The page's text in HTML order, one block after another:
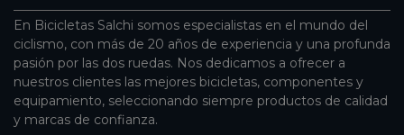
En Bicicletas Salchi somos especialistas en el mundo del
ciclismo, con más de 20 años de experiencia y una profunda
pasión por las dos ruedas. Nos dedicamos a ofrecer a
nuestros clientes las mejores bicicletas, componentes y
equipamiento, seleccionando siempre productos de calidad
y marcas de confianza.